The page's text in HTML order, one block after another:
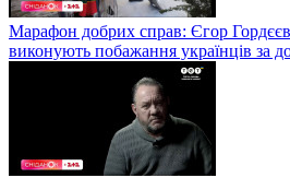
Марафон добрих справ: Єгор
виконують побажання українців за